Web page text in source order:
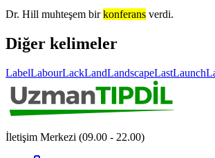
Dr. Hill muhteşem bir konferans verdi.
Diğer kelimeler
LabelLabourLackLandLandscapeLastLaunch
İletişim Merkezi (09.00 - 22.00)